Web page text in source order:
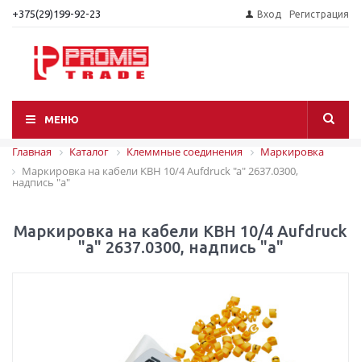
+375(29)199-92-23 Вход Регистрация
МЕНЮ
Главная Каталог Клеммные соединения
Маркировка
Маркировка на кабели KBH 10/4 Aufdruck "a" 2637.0300,
надпись "a"
Маркировка на кабели KBH 10/4 Aufdruck
"a" 2637.0300, надпись "a"